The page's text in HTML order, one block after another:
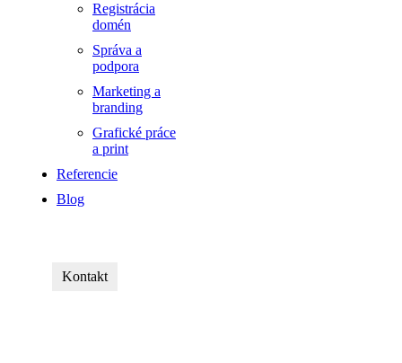
Registrácia
domén
Správa a
podpora
Marketing a
branding
Grafické práce
a print
Referencie
Blog
Kontakt